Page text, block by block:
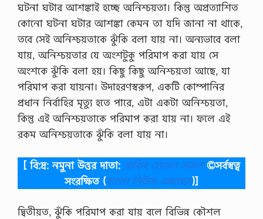
ঘটনা ঘটার আশঙ্কাই হচ্ছে অনিশ্চয়তা। কিন্তু অপ্রত্যাশিত
কোনো ঘটনা ঘটার আশঙ্কা কেমন তা যদি জানা না থাকে,
তবে সেই অনিশ্চয়তাকে ঝুঁকি বলা যায় না। অন্যভাবে বলা
যায়, অনিশ্চয়তার যে অংশটুকু পরিমাপ করা যায় সে
অংশকে ঝুঁকি বলা হয়। কিছু কিছু অনিশ্চয়তা আছে, যা
পরিমাপ করা যায়না। উদাহরণস্বরূপ, একটি কোম্পানির
প্রধান নির্বাহির মৃত্যু হতে পারে, এটা একটা অনিশ্চয়তা,
কিন্তু এই অনিশ্চয়তাকে পরিমাপ করা যায় না। ফলে এই
রকম অনিশ্চয়তাকে ঝুঁকি বলা যায় না।
[ বি:দ্র: নমুনা উত্তর দাতা: রাকিব হোসেন সজল©সর্বস্বত্ব
সংরক্ষিত (বাংলা নিউজ এক্সপ্রেস)]
দ্বিতীয়ত, ঝুঁকি পরিমাপ করা যায় বলে বিভিন্ন কৌশল